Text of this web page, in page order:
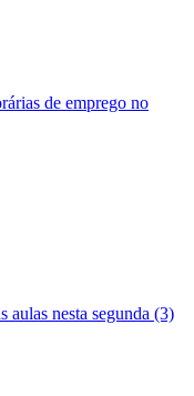
de emprego no
aulas nesta segunda (3)